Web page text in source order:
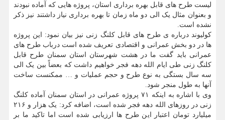
لیست طرح های قابل بهره برداری استان، پروژه هایی که آماده نبودند
و بعنوان مثال یک الی دو ماه زمان تا بهره برداری نیاز داشتند نیز ذکر
نشده است.
کولیوند درباره ی طرح های قابل کلنگ زنی نیز بیان نمود: این پروژه
ها در دو بخش عمرانی و اقتصادی تعریف شده است درباب طرح های
عمرانی باید گفت ما در هشت شهرستان استان سمنان طرح قابل
کلنگ زنی طی ایام الله دهه فجر خواهیم داشت که بعضاً بین یک الی
سه سال بستگی به نوع طرح و حجم عملیات و … ممکنست ساخت
آنها به طول منجر شود.
وی با اشاره به اینکه ۷۱ پروژه عمرانی در استان سمنان آماده کلنگ
زنی در روزهای الله دهه فجر شده است، اضافه کرد: یک هزار و ۲۱۶
میلیارد تومان اعتبار این طرح ها ارزیابی شده است اما تاکید ما بر